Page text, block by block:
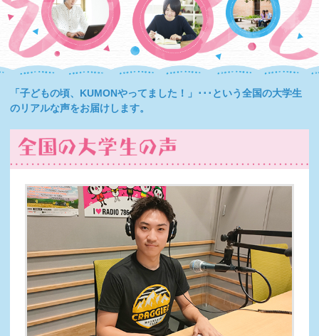
「子どもの頃、KUMONやってました！」･･･という全国の大学生
のリアルな声をお届けします。